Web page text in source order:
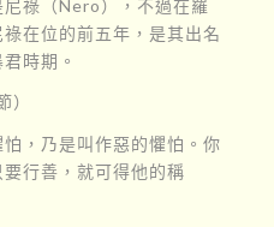
祿（Nero），不過在羅
在位的前五年，是其出名
時期。
怕，乃是叫作惡的懼怕。你
行善，就可得他的稱